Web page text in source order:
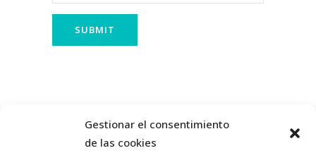
Gestionar el consentimiento
de las cookies